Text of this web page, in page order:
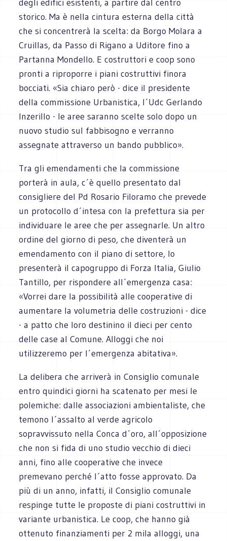
degli edifici esistenti, a partire dal centro
storico. Ma è nella cintura esterna della città
che si concentrerà la scelta: da Borgo Molara a
Cruillas, da Passo di Rigano a Uditore fino a
Partanna Mondello. E costruttori e coop sono
pronti a riproporre i piani costruttivi finora
bocciati. «Sia chiaro però - dice il presidente
della commissione Urbanistica, l´Udc Gerlando
Inzerillo - le aree saranno scelte solo dopo un
nuovo studio sul fabbisogno e verranno
assegnate attraverso un bando pubblico».
Tra gli emendamenti che la commissione
porterà in aula, c´è quello presentato dal
consigliere del Pd Rosario Filoramo che prevede
un protocollo d´intesa con la prefettura sia per
individuare le aree che per assegnarle. Un altro
ordine del giorno di peso, che diventerà un
emendamento con il piano di settore, lo
presenterà il capogruppo di Forza Italia, Giulio
Tantillo, per rispondere all´emergenza casa:
«Vorrei dare la possibilità alle cooperative di
aumentare la volumetria delle costruzioni - dice
- a patto che loro destinino il dieci per cento
delle case al Comune. Alloggi che noi
utilizzeremo per l´emergenza abitativa».
La delibera che arriverà in Consiglio comunale
entro quindici giorni ha scatenato per mesi le
polemiche: dalle associazioni ambientaliste, che
temono l´assalto al verde agricolo
sopravvissuto nella Conca d´oro, all´opposizione
che non si fida di uno studio vecchio di dieci
anni, fino alle cooperative che invece
premevano perché l´atto fosse approvato. Da
più di un anno, infatti, il Consiglio comunale
respinge tutte le proposte di piani costruttivi in
variante urbanistica. Le coop, che hanno già
ottenuto finanziamenti per 2 mila alloggi, una